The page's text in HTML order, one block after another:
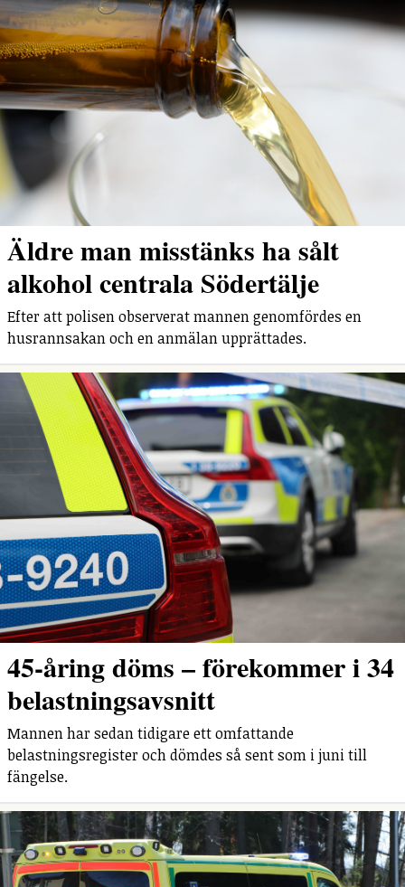
Äldre man misstänks ha sålt
alkohol centrala Södertälje
Efter att polisen observerat mannen genomfördes en
husrannsakan och en anmälan upprättades.
45-åring döms – förekommer i 34
belastningsavsnitt
Mannen har sedan tidigare ett omfattande
belastningsregister och dömdes så sent som i juni till
fängelse.